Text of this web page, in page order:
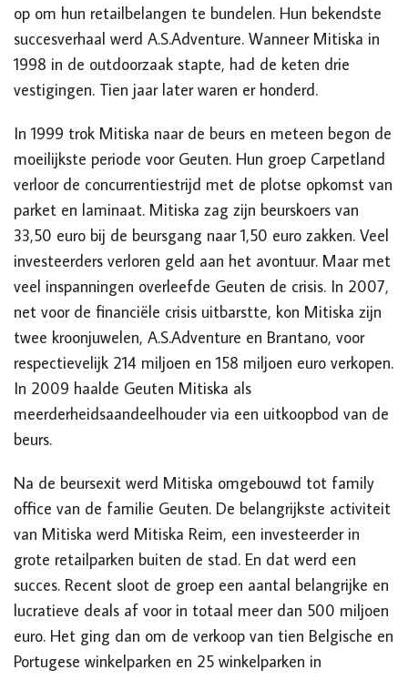
op om hun retailbelangen te bundelen. Hun bekendste
succesverhaal werd A.S.Adventure. Wanneer Mitiska in
1998 in de outdoorzaak stapte, had de keten drie
vestigingen. Tien jaar later waren er honderd.
In 1999 trok Mitiska naar de beurs en meteen begon de
moeilijkste periode voor Geuten. Hun groep Carpetland
verloor de concurrentiestrijd met de plotse opkomst van
parket en laminaat. Mitiska zag zijn beurskoers van
33,50 euro bij de beursgang naar 1,50 euro zakken. Veel
investeerders verloren geld aan het avontuur. Maar met
veel inspanningen overleefde Geuten de crisis. In 2007,
net voor de financiële crisis uitbarstte, kon Mitiska zijn
twee kroonjuwelen, A.S.Adventure en Brantano, voor
respectievelijk 214 miljoen en 158 miljoen euro verkopen.
In 2009 haalde Geuten Mitiska als
meerderheidsaandeelhouder via een uitkoopbod van de
beurs.
Na de beursexit werd Mitiska omgebouwd tot family
office van de familie Geuten. De belangrijkste activiteit
van Mitiska werd Mitiska Reim, een investeerder in
grote retailparken buiten de stad. En dat werd een
succes. Recent sloot de groep een aantal belangrijke en
lucratieve deals af voor in totaal meer dan 500 miljoen
euro. Het ging dan om de verkoop van tien Belgische en
Portugese winkelparken en 25 winkelparken in